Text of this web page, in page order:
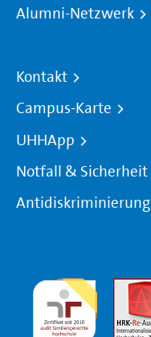
Alumni-Netzwerk
Kontakt
Campus-Karte
UHHApp
Notfall & Sicherheit
Antidiskriminierung